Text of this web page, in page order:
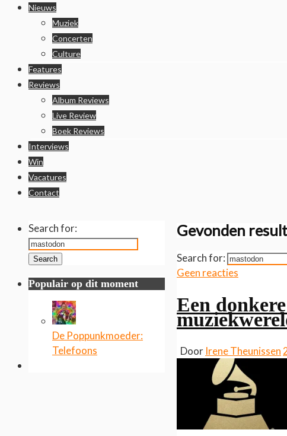
Nieuws
Muziek
Concerten
Culture
Features
Reviews
Album Reviews
Live Review
Boek Reviews
Interviews
Win
Vacatures
Contact
Gevonden
Search for:
Geen reacties
Een
Door Irene Theunissen
Search for:
Search
Populair op dit moment
De Poppunkmoeder:
Telefoons